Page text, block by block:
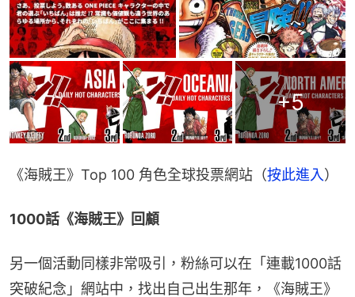
+5
《海賊王》Top 100 角色全球投票網站（按此進入）
1000話《海賊王》回顧
另一個活動同樣非常吸引，粉絲可以在「連載1000話
突破紀念」網站中，找出自己出生那年，《海賊王》